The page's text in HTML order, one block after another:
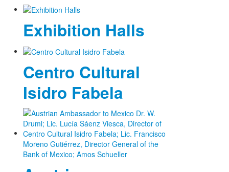
Exhibition Halls
Centro Cultural
Isidro Fabela